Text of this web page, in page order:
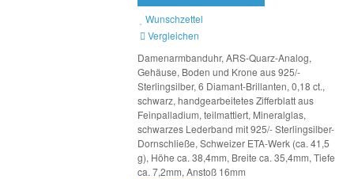
Wunschzettel
Vergleichen
Damenarmbanduhr, ARS-Quarz-Analog,
Gehäuse, Boden und Krone aus 925/-
Sterlingsilber, 6 Diamant-Brillanten, 0,18 ct.,
schwarz, handgearbeitetes Zifferblatt aus
Feinpalladium, teilmattiert, Mineralglas,
schwarzes Lederband mit 925/- Sterlingsilber-
Dornschließe, Schweizer ETA-Werk (ca. 41,5
g), Höhe ca. 38,4mm, Breite ca. 35,4mm, Tiefe
ca. 7,2mm, Anstoß 16mm